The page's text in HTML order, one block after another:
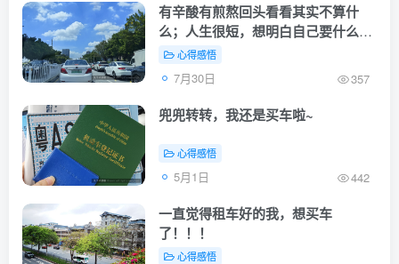
有辛酸有煎熬回头看看其实不算什
么；人生很短，想明白自己要什么就
朝着这个方向不断努力奋斗吧！
心得感悟
7月30日 357
兜兜转转，我还是买车啦~
心得感悟
5月1日 442
一直觉得租车好的我，想买车
了！！！
心得感悟